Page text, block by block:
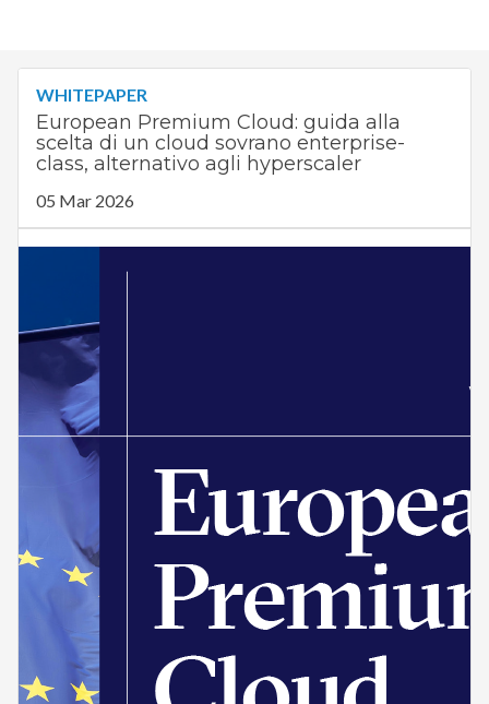
WHITEPAPER
European Premium Cloud: guida alla
scelta di un cloud sovrano enterprise-
class, alternativo agli hyperscaler
05 Mar 2026